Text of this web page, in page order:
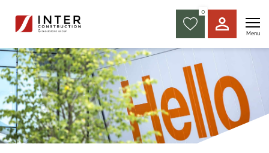
0
Menu